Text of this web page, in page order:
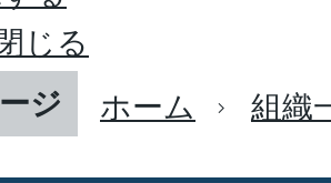
じる
ジ
ホーム 組織